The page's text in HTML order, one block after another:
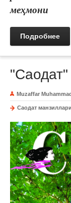
меҳмони
Подробнее
"Саодат"
Muzaffar
Саодат манзиллари